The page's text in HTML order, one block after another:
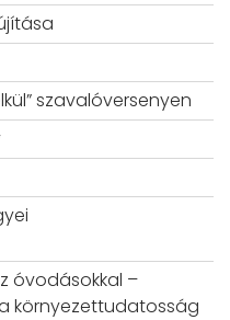
szavalóversenyen
óvodásokkal –
környezettudatosság